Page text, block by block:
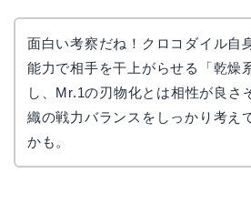
面白い考察だね！クロコダイル自
能力で相手を干上がらせる「乾燥
し、Mr.1の刃物化とは相性が良さ
織の戦力バランスをしっかり考え
かも。